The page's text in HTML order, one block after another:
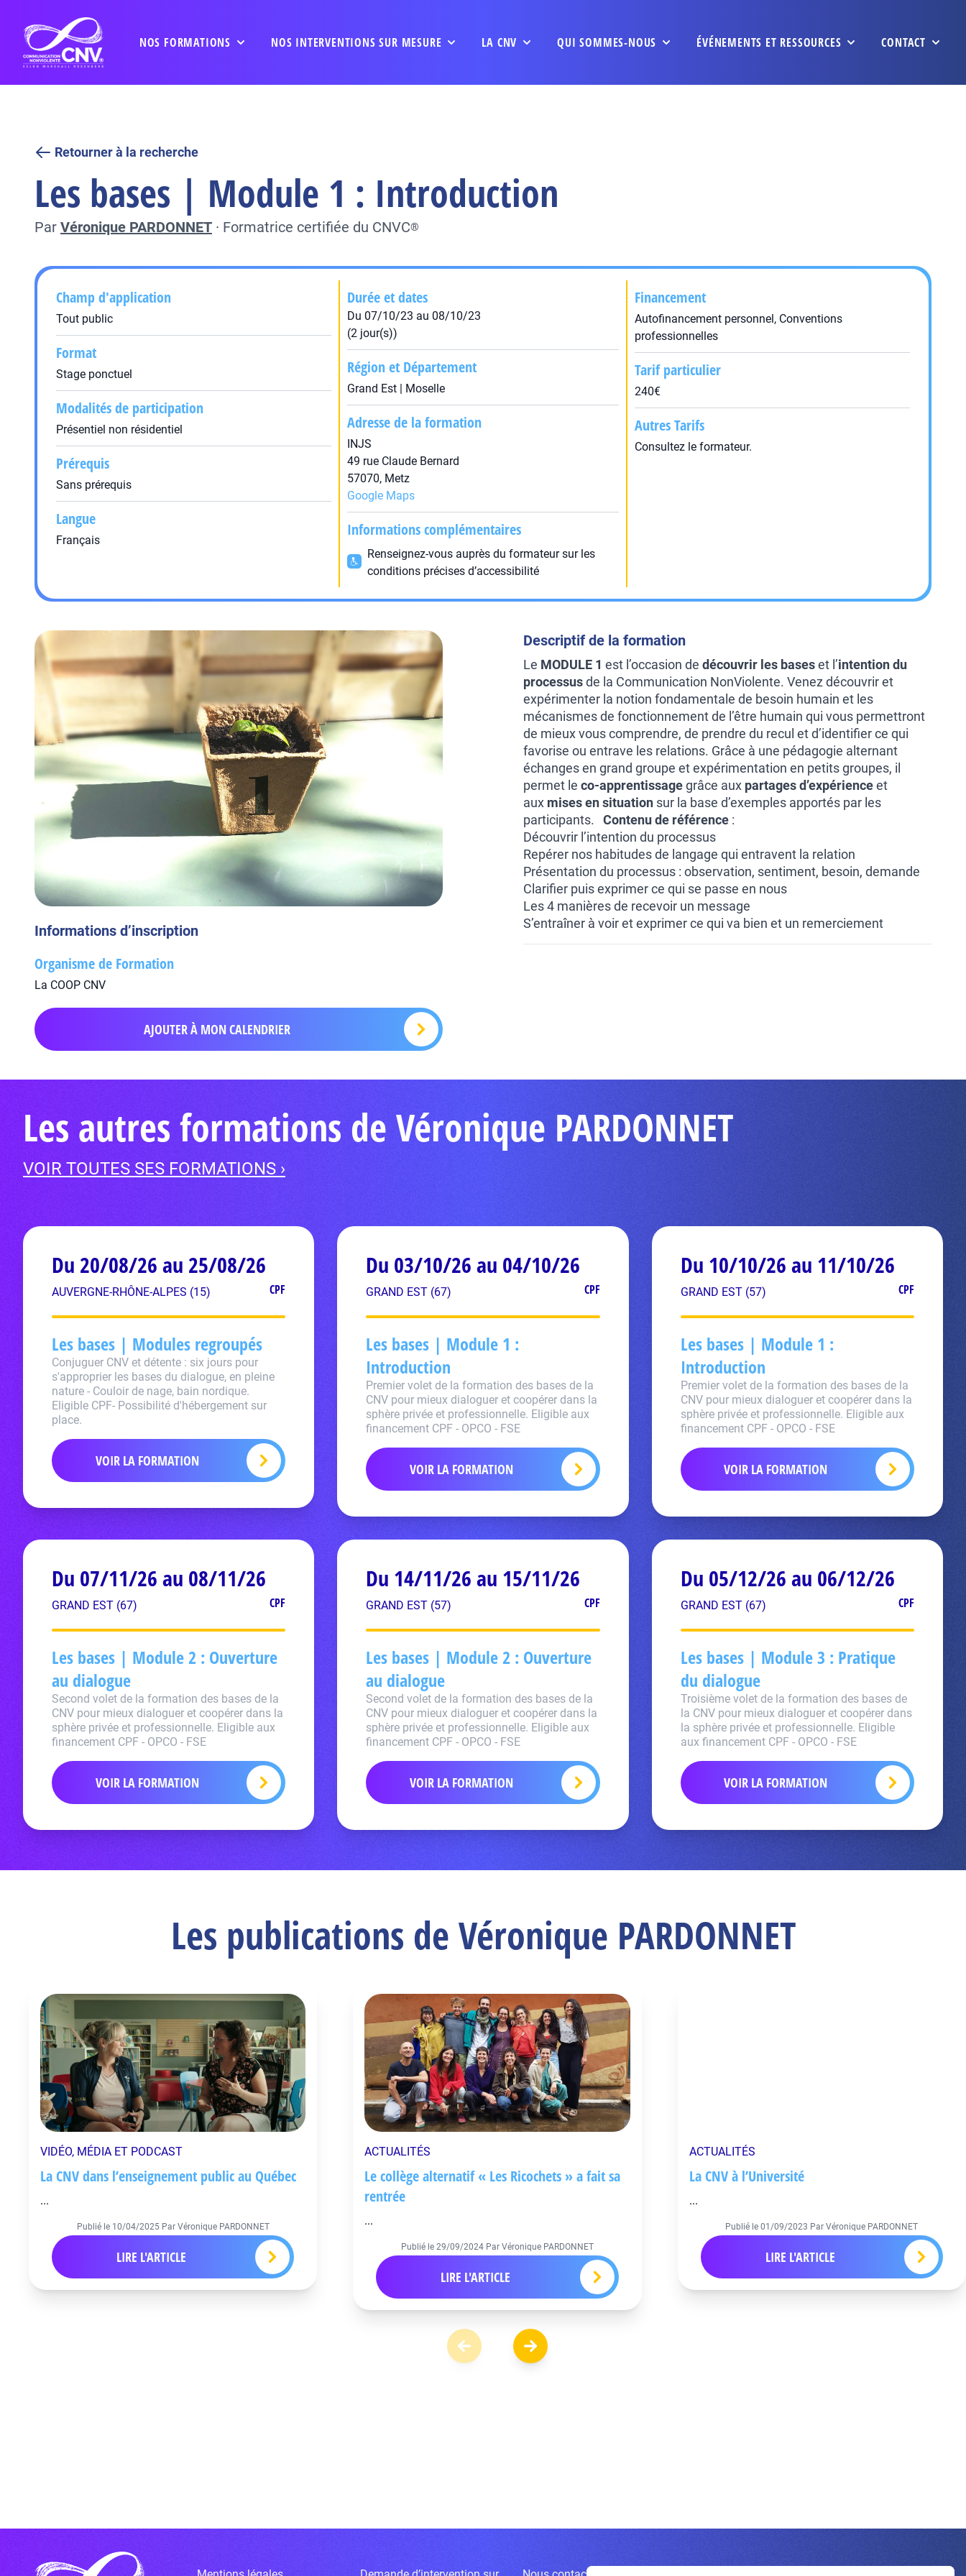
NOS FORMATIONS NOS INTERVENTIONS SUR MESURE LA CNV QUI SOMMES-NOUS ÉVÉNEMENTS ET RESSOURCES CONTACT
Retourner à la recherche
Les bases | Module 1 : Introduction
Par Véronique PARDONNET · Formatrice certifiée du CNVC®
Champ d'application
Tout public
Format
Stage ponctuel
Modalités de participation
Présentiel non résidentiel
Prérequis
Sans prérequis
Langue
Français
Durée et dates
Du 07/10/23 au 08/10/23
(2 jour(s))
Région et Département
Grand Est | Moselle
Adresse de la formation
INJS
49 rue Claude Bernard
57070, Metz
Google Maps
Informations complémentaires
Renseignez-vous auprès du formateur sur les
conditions précises d’accessibilité
Financement
Autofinancement personnel, Conventions
professionnelles
Tarif particulier
240€
Autres Tarifs
Consultez le formateur.
Informations d’inscription
Organisme de Formation
La COOP CNV
AJOUTER À MON CALENDRIER
Descriptif de la formation
Le MODULE 1 est l’occasion de découvrir les baseset l’intention du
processusde la Communication NonViolente. Venez découvrir et
expérimenter la notion fondamentale de besoin humain et les
mécanismes de fonctionnement de l’être humain qui vous permettront
de mieux vous comprendre, de prendre du recul et d’identifier ce qui
favorise ou entrave les relations. Grâce à une pédagogie alternant
échanges en grand groupe et expérimentation en petits groupes, il
permet le co-apprentissagegrâce aux partages d’expérienceet
aux mises en situation sur la base d’exemples apportés par les
participants. Contenu de référence :
Découvrir l’intention du processus
Repérer nos habitudes de langage qui entravent la relation
Présentation du processus : observation, sentiment, besoin, demande
Clarifier puis exprimer ce qui se passe en nous
Les 4 manières de recevoir un message
S’entraîner à voir et exprimer ce qui va bien et un remerciement
Les autres formations de Véronique PARDONNET
VOIR TOUTES SES FORMATIONS ›
Du 20/08/26 au 25/08/26
AUVERGNE-RHÔNE-ALPES (15) CPF
Les bases | Modules regroupés
Conjuguer CNV et détente : six jours pour
s'approprier les bases du dialogue, en pleine
nature - Couloir de nage, bain nordique.
Eligible CPF- Possibilité d'hébergement sur
place.
VOIR LA FORMATION
Du 03/10/26 au 04/10/26
GRAND EST (67) CPF
Les bases | Module 1 :
Introduction
Premier volet de la formation des bases de la
CNV pour mieux dialoguer et coopérer dans la
sphère privée et professionnelle. Eligible aux
financement CPF - OPCO - FSE
VOIR LA FORMATION
Du 10/10/26 au 11/10/26
GRAND EST (57) CPF
Les bases | Module 1 :
Introduction
Premier volet de la formation des bases de la
CNV pour mieux dialoguer et coopérer dans la
sphère privée et professionnelle. Eligible aux
financement CPF - OPCO - FSE
VOIR LA FORMATION
Du 07/11/26 au 08/11/26
GRAND EST (67) CPF
Les bases | Module 2 : Ouverture
au dialogue
Second volet de la formation des bases de la
CNV pour mieux dialoguer et coopérer dans la
sphère privée et professionnelle. Eligible aux
financement CPF - OPCO - FSE
VOIR LA FORMATION
Du 14/11/26 au 15/11/26
GRAND EST (57) CPF
Les bases | Module 2 : Ouverture
au dialogue
Second volet de la formation des bases de la
CNV pour mieux dialoguer et coopérer dans la
sphère privée et professionnelle. Eligible aux
financement CPF - OPCO - FSE
VOIR LA FORMATION
Du 05/12/26 au 06/12/26
GRAND EST (67) CPF
Les bases | Module 3 : Pratique
du dialogue
Troisième volet de la formation des bases de
la CNV pour mieux dialoguer et coopérer dans
la sphère privée et professionnelle. Eligible
aux financement CPF - OPCO - FSE
VOIR LA FORMATION
Les publications de Véronique PARDONNET
VIDÉO, MÉDIA ET PODCAST
La CNV dans l’enseignement public au Québec
...
Publié le 10/04/2025 Par Véronique PARDONNET
LIRE L'ARTICLE
ACTUALITÉS
Le collège alternatif « Les Ricochets » a fait sa
rentrée
...
Publié le 29/09/2024 Par Véronique PARDONNET
LIRE L'ARTICLE
ACTUALITÉS
La CNV à l’Université
...
Publié le01/09/2023 Par Véronique PARDONNET
LIRE L'ARTICLE